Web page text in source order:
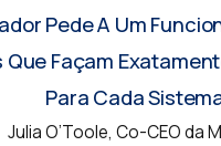
Pede A Um
Façam
Para Cada
Julia O’Toole, Co-CEO da